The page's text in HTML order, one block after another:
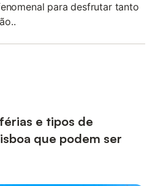
para desfrutar tanto
e tipos de
que podem ser